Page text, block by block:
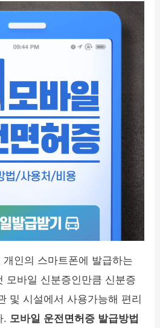
개인의 스마트폰에 발급하는
모바일 신분증인만큼 신분증
및 시설에서 사용가능해 편리
. 모바일 운전면허증 발급방법